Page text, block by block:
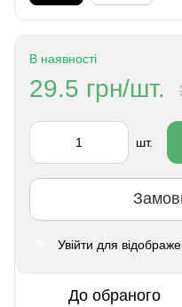
В наявності
29.5 грн/шт.
шт.
Увійти для
До обраного